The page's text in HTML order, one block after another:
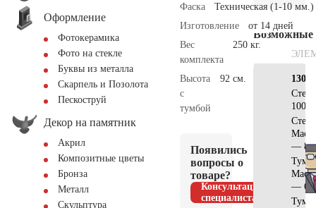
Оформление
Фотокерамика
Фото на стекле
Буквы из металла
Скарпель и Позолота
Пескоструй
Декор на памятник
Акрил
Композитные цветы
Бронза
Металл
Скульптура
Фаска
Техническая (1-10 мм.)
Изготовление
от 14 дней
Вес
комплекта
250 кг.
Высота
с
тумбой
92 см.
Появились
вопросы о
товаре?
Консультация
специалиста
Возможные
Стела
—
—